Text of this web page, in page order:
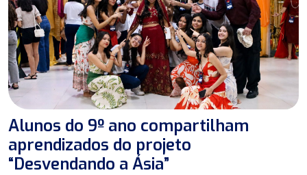
Alunos do 9º ano compartilham
aprendizados do projeto
“Desvendando a Ásia”